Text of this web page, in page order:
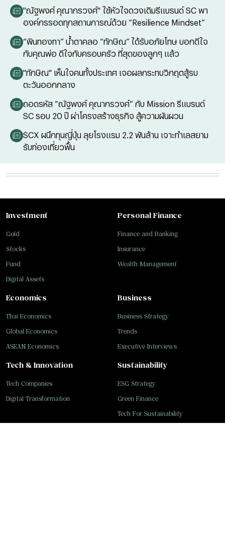
"ณัฐพงศ์ คุณากรวงศ์" ใช้หัวใจดวงเดิมรีแบรนด์ SC พา
องค์กรรอดทุกสถานการณ์ด้วย “Resilience Mindset”
“พินทองทา” น้ำตาคลอ “ทักษิณ” ได้รับอภัยโทษ บอกดีใจ
กับคุณพ่อ ดีใจกับครอบครัว ที่สุดของลูกๆ แล้ว
"ทักษิณ" เห็นใจคนทั้งประเทศ เจอผลกระทบวิกฤตสู้รบ
ตะวันออกกลาง
ถอดรหัส “ณัฐพงศ์ คุณากรวงศ์” กับ Mission รีแบรนด์
SC รอบ 20 ปี ผ่าโครงสร้างธุรกิจ สู้ความผันผวน
SCX ผนึกทุนญี่ปุ่น ลุยโรงแรม 2.2 พันล้าน เจาะทำเลสยาม
รับท่องเที่ยวฟื้น
Investment
Gold
Stocks
Fund
Digital Assets
Personal Finance
Finance and Banking
Insurance
Wealth Management
Business
Business Strategy
Trends
Executive Interviews
Tech & Innovation
Tech Companies
Digital Transformation
Sustainability
ESG Strategy
Green Finance
Tech For Sustainability
Economics
Thai Economics
Global Economics
ASEAN Economics